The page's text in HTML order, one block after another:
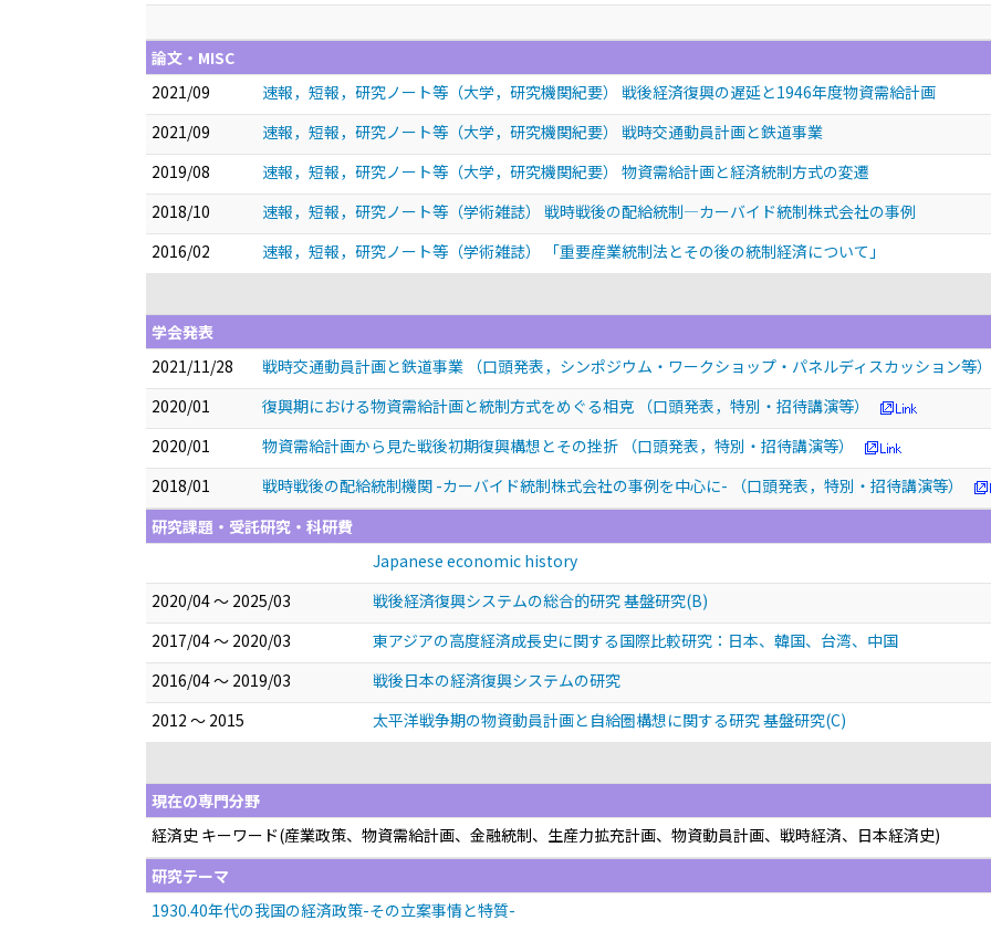
論文・MISC
2021/09
速報，短報，研究ノート等（大学，研究機関紀要） 戦後経済復興の遅延と1946年度物資需給計画
2021/09
速報，短報，研究ノート等（大学，研究機関紀要） 戦時交通動員計画と鉄道事業
2019/08
速報，短報，研究ノート等（大学，研究機関紀要） 物資需給計画と経済統制方式の変遷
2018/10
速報，短報，研究ノート等（学術雑誌） 戦時戦後の配給統制―カーバイド統制株式会社の事例
2016/02
速報，短報，研究ノート等（学術雑誌） 「重要産業統制法とその後の統制経済について」
学会発表
2021/11/28
戦時交通動員計画と鉄道事業
（口頭発表，シンポジウム・ワークショップ・パネルディスカッション等）
2020/01
復興期における物資需給計画と統制方式をめぐる相克
（口頭発表，特別・招待講演等）
2020/01
物資需給計画から見た戦後初期復興構想とその挫折
（口頭発表，特別・招待講演等）
2018/01
戦時戦後の配給統制機関 -カーバイド統制株式会社の事例を中心に-
（口頭発表，特別・招待講演等）
研究課題・受託研究・科研費
Japanese economic history
2020/04 ～ 2025/03
戦後経済復興システムの総合的研究 基盤研究(B)
2017/04 ～ 2020/03
東アジアの高度経済成長史に関する国際比較研究：日本、韓国、台湾、中国
2016/04 ～ 2019/03
戦後日本の経済復興システムの研究
2012 ～ 2015
太平洋戦争期の物資動員計画と自給圏構想に関する研究 基盤研究(C)
現在の専門分野
経済史 キーワード(産業政策、物資需給計画、金融統制、生産力拡充計画、物資動員計画、戦時経済、日本経済史)
研究テーマ
1930.40年代の我国の経済政策-その立案事情と特質-